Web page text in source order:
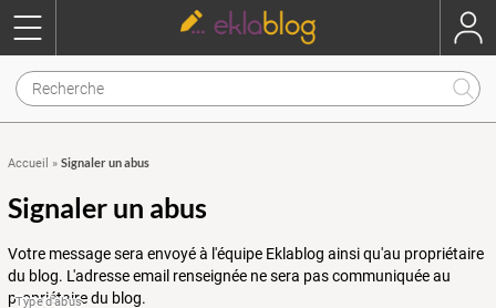
Accueil » Signaler un abus
Signaler un abus
Votre message sera envoyé à l'équipe Eklablog ainsi qu'au propriétaire
du blog. L'adresse email renseignée ne sera pas communiquée au
propriétaire du blog.